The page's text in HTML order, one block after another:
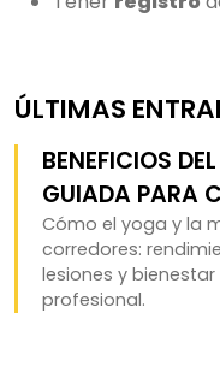
ÚLTIMAS
BENEFICIOS
GUIADA PARA
Cómo el yoga y la
corredores:
lesiones y
profesional.